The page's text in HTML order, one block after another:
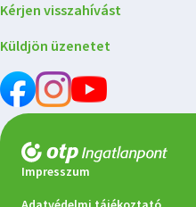
Kérjen visszahívást
Küldjön üzenetet
Impresszum